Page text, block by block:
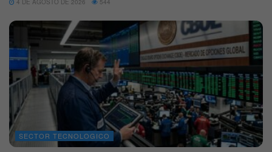
4 DE AGOSTO DE 2026 544
SECTOR TECNOLOGICO